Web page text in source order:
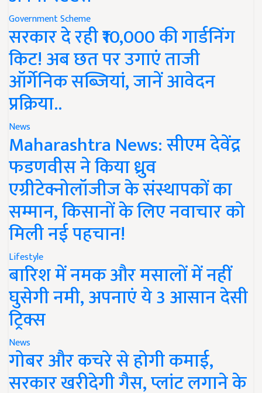
Government Scheme
सरकार दे रही ₹10,000 की गार्डनिंग
किट! अब छत पर उगाएं ताजी
ऑर्गेनिक सब्जियां, जानें आवेदन
प्रक्रिया..
News
Maharashtra News: सीएम देवेंद्र
फडणवीस ने किया ध्रुव
एग्रीटेक्नोलॉजीज के संस्थापकों का
सम्मान, किसानों के लिए नवाचार को
मिली नई पहचान!
Lifestyle
बारिश में नमक और मसालों में नहीं
घुसेगी नमी, अपनाएं ये 3 आसान देसी
ट्रिक्स
News
गोबर और कचरे से होगी कमाई,
सरकार खरीदेगी गैस, प्लांट लगाने के